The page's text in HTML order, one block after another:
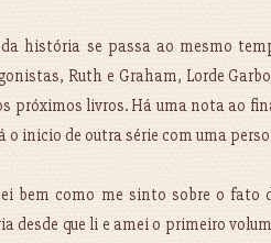
história se passa ao mesmo
Ruth e Graham, Lorde
próximos livros. Há uma nota ao
o inicio de outra série com uma
bem como me sinto sobre o fato
desde que li e amei o primeiro